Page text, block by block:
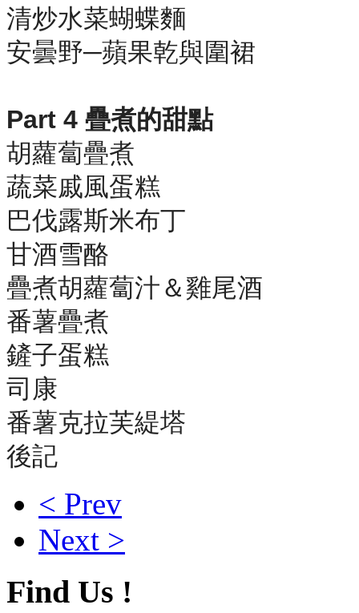
清炒水菜蝴蝶麵
安曇野─蘋果乾與圍裙
Part 4 疊煮的甜點
胡蘿蔔疊煮
蔬菜戚風蛋糕
巴伐露斯米布丁
甘酒雪酪
疊煮胡蘿蔔汁＆雞尾酒
番薯疊煮
鏟子蛋糕
司康
番薯克拉芙緹塔
後記
< Prev
Next >
Find Us !